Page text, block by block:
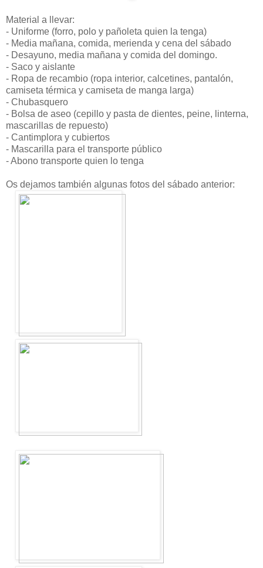
Material a llevar:
- Uniforme (forro, polo y pañoleta quien la tenga)
- Media mañana, comida, merienda y cena del sábado
- Desayuno, media mañana y comida del domingo.
- Saco y aislante
- Ropa de recambio (ropa interior, calcetines, pantalón,
camiseta térmica y camiseta de manga larga)
- Chubasquero
- Bolsa de aseo (cepillo y pasta de dientes, peine, linterna,
mascarillas de repuesto)
- Cantimplora y cubiertos
- Mascarilla para el transporte público
- Abono transporte quien lo tenga
Os dejamos también algunas fotos del sábado anterior: